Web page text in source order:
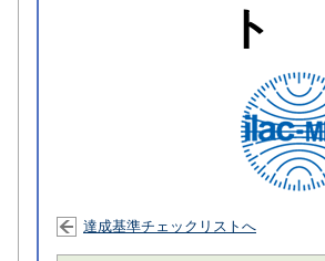
ト
達成基準チェックリストへ